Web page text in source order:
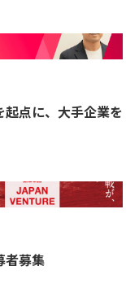
起点に、大手企業を
募集